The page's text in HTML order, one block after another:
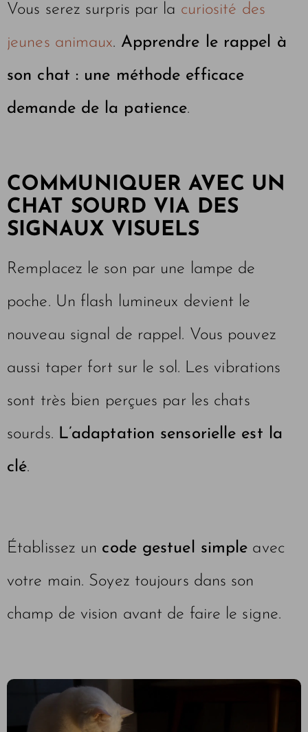
Vous serez surpris par la curiosité des
jeunes animaux. Apprendre le rappel à
son chat : une méthode efficace
demande de la patience.
COMMUNIQUER AVEC UN
CHAT SOURD VIA DES
SIGNAUX VISUELS
Remplacez le son par une lampe de
poche. Un flash lumineux devient le
nouveau signal de rappel. Vous pouvez
aussi taper fort sur le sol. Les vibrations
sont très bien perçues par les chats
sourds. L’adaptation sensorielle est la
clé.
Établissez un code gestuel simple avec
votre main. Soyez toujours dans son
champ de vision avant de faire le signe.